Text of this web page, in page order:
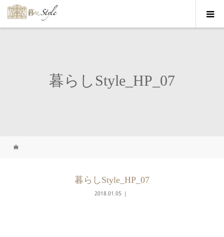
暮らしStyle_HP_07
暮らしStyle_HP_07
2018.01.05